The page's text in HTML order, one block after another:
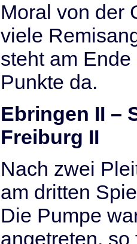
Moral von der
viele
steht am
Punkte da.
Ebringen II –
Freiburg
Nach zwei
am dritten
Die Pumpe
angetreten,